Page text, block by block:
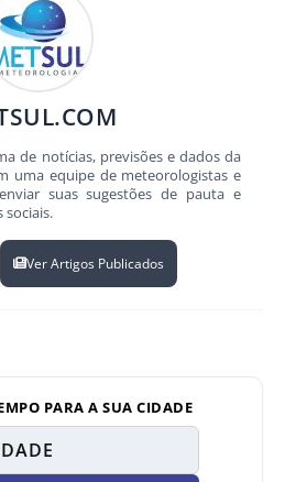
de notícias, previsões e dados da
uma equipe de meteorologistas e
suas sugestões de pauta e
sociais.
Ver Artigos Publicados
PARA A SUA CIDADE